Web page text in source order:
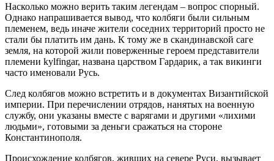
Насколько можно верить таким легендам – вопрос спорный.
Однако напрашивается вывод, что колбяги были сильным
племенем, ведь иначе жители соседних территорий просто не
стали бы платить им дань. К тому же в скандинавской саге
земля, на которой жили поверженные героем представители
племени kylfingar, названа царством Гардарик, а так викинги
часто именовали Русь.
След колбягов можно встретить и в документах Византийской
империи. При перечислении отрядов, нанятых на военную
службу, они указаны вместе с варягами и другими «лихими
людьми», готовыми за деньги сражаться на стороне
Константинополя.
Происхождение колбягов, живших на севере Руси, вызывает